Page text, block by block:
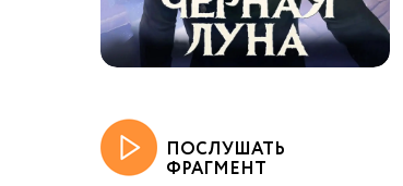
ПОСЛУШАТЬ
ФРАГМЕНТ